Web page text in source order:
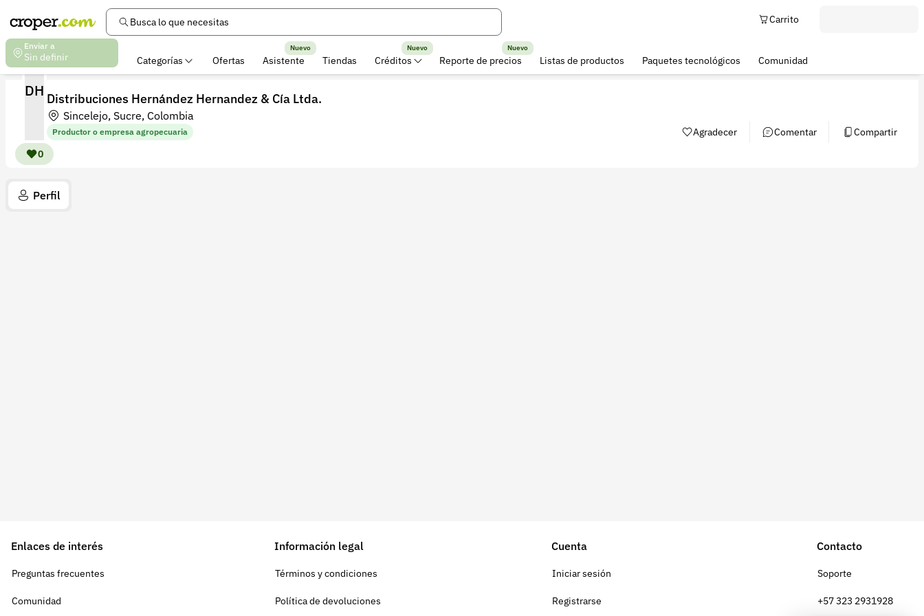
Busca lo que necesitas
Enviar a
Sin definir
Carrito
Categorías Ofertas Asistente
Nuevo
Tiendas Créditos
Nuevo
Reporte de precios
Nuevo
Listas de productos Paquetes tecnológicos Comunidad
DH
0
Distribuciones Hernández Hernandez & Cía Ltda.
Sincelejo, Sucre, Colombia
Productor o empresa agropecuaria Agradecer Comentar Compartir
Perfil
Enlaces de interés
Preguntas frecuentes
Comunidad
Información legal
Términos y condiciones
Política de devoluciones
Cuenta
Iniciar sesión
Registrarse
Contacto
Soporte
+57 323 2931928